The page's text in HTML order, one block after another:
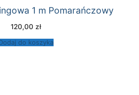
1 m Pomarańczowy
120,00 zł
do koszyka